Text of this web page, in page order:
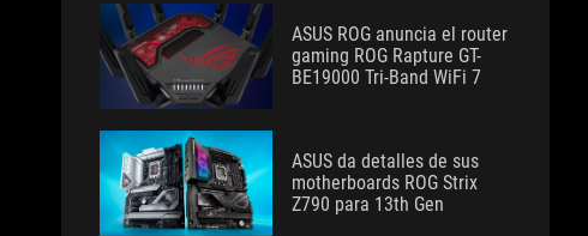
ASUS ROG anuncia el router
gaming ROG Rapture GT-
BE19000 Tri-Band WiFi 7
ASUS da detalles de sus
motherboards ROG Strix
Z790 para 13th Gen